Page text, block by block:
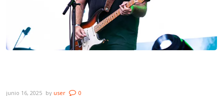
junio 16, 2025 by user 0